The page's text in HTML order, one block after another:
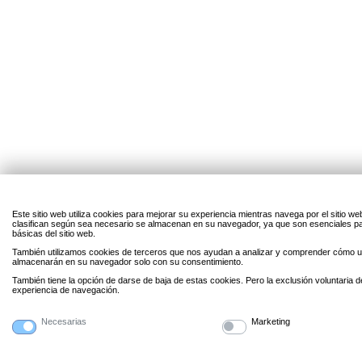
Este sitio web utiliza cookies para mejorar su experiencia mientras navega por el sitio
clasifican según sea necesario se almacenan en su navegador, ya que son esenciales
básicas del sitio web.
También utilizamos cookies de terceros que nos ayudan a analizar y comprender cómo
almacenarán en su navegador solo con su consentimiento.
También tiene la opción de darse de baja de estas cookies. Pero la exclusión voluntaria
experiencia de navegación.
Necesarias Marketing